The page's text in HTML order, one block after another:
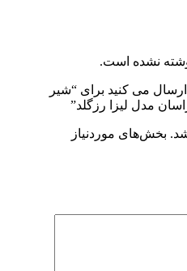
نشده است.
ارسال می کنید برای “شیر
مدل لیزا رزگلد”
بخش‌های موردنیاز